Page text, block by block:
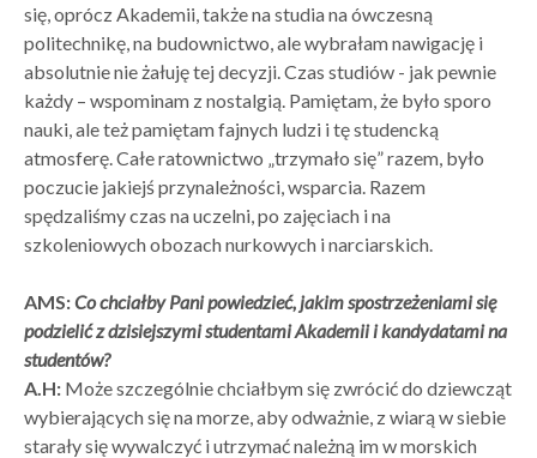
się, oprócz Akademii, także na studia na ówczesną
politechnikę, na budownictwo, ale wybrałam nawigację i
absolutnie nie żałuję tej decyzji. Czas studiów - jak pewnie
każdy – wspominam z nostalgią. Pamiętam, że było sporo
nauki, ale też pamiętam fajnych ludzi i tę studencką
atmosferę. Całe ratownictwo „trzymało się” razem, było
poczucie jakiejś przynależności, wsparcia. Razem
spędzaliśmy czas na uczelni, po zajęciach i na
szkoleniowych obozach nurkowych i narciarskich.
AMS:Co chciałby Pani powiedzieć, jakim spostrzeżeniami się
podzielić z dzisiejszymi studentami Akademii i kandydatami na
studentów?
A.H: Może szczególnie chciałbym się zwrócić do dziewcząt
wybierających się na morze, aby odważnie, z wiarą w siebie
starały się wywalczyć i utrzymać należną im w morskich